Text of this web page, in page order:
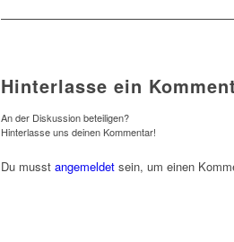
Hinterlasse ein
An der Diskussion beteiligen?
Hinterlasse uns deinen Kommentar!
Du musst angemeldet sein, um einen